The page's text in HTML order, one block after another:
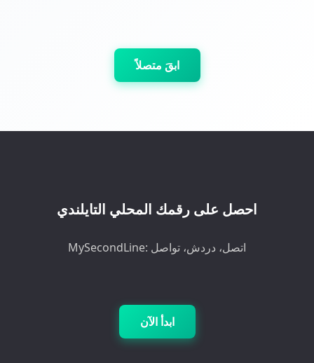
ابقَ متصلاً
احصل على رقمك المحلي التايلندي
MySecondLine: اتصل، دردش، تواصل
ابدأ الآن